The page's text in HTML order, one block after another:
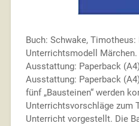
Buch: Schwake, Timotheus:
Unterrichtsmodell
Ausstattung: Paperback
Ausstattung: Paperback
fünf „Bausteinen“ werden
Unterrichtsvorschläge zum
Unterricht vorgestellt. Die